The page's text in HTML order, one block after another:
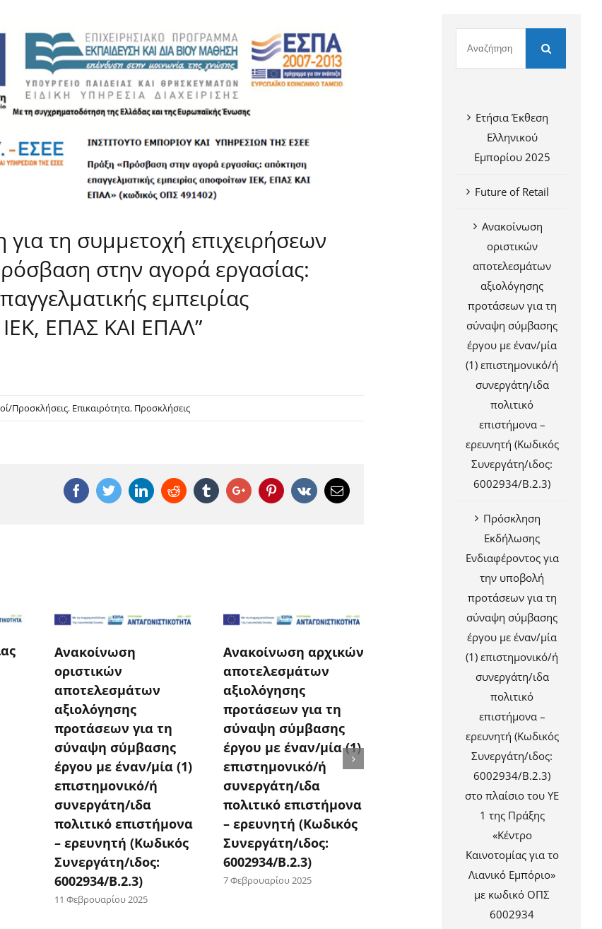
τη συμμετοχή επιχειρήσεων
στην αγορά εργασίας:
εμπειρίας
ΕΠΑΣ ΚΑΙ ΕΠΑΛ”
Προσκλήσεις, Επικαιρότητα, Προσκλήσεις
FacebookTwitterLinkedinReddit TumblrGoogle+PinterestVk Email
Ανακοίνωση
οριστικών
αποτελεσμάτων
αξιολόγησης
προτάσεων για τη
σύναψη σύμβασης
έργου με έναν/μία (1)
επιστημονικό/ή
συνεργάτη/ιδα
πολιτικό επιστήμονα
– ερευνητή (Κωδικός
Συνεργάτη/ιδος:
6002934/Β.2.3)
11 Φεβρουαρίου 2025
Ανακοίνωση αρχικών
αποτελεσμάτων
αξιολόγησης
προτάσεων για τη
σύναψη σύμβασης
έργου με έναν/μία (1)
επιστημονικό/ή
συνεργάτη/ιδα
πολιτικό επιστήμονα
– ερευνητή (Κωδικός
Συνεργάτη/ιδος:
6002934/Β.2.3)
7 Φεβρουαρίου 2025
Πρόσκληση
Ενδιαφέροντος για
προτάσεων για τη
σύναψη σύμβασης
έργου με έναν/μία (1)
επιστημονικό/ή
συνεργάτη/ιδα
πολιτικό επιστήμονα
– ερευνητή (Κωδικός
Συνεργάτη/ιδος:
6002934/Β.2.3) στο
πλαίσιο του ΥΕ 1 της
Πράξης «Κέντρο
Ετήσια Έκθεση
Ελληνικού
Εμπορίου 2025
Future of Retail
Ανακοίνωση
οριστικών
αποτελεσμάτων
αξιολόγησης
προτάσεων για τη
σύναψη σύμβασης
έργου με έναν/μία
(1) επιστημονικό/ή
συνεργάτη/ιδα
πολιτικό
επιστήμονα –
ερευνητή (Κωδικός
Συνεργάτη/ιδος:
6002934/Β.2.3)
Πρόσκληση
Εκδήλωσης
Ενδιαφέροντος για
την υποβολή
προτάσεων για τη
σύναψη σύμβασης
έργου με έναν/μία
(1) επιστημονικό/ή
συνεργάτη/ιδα
πολιτικό
επιστήμονα –
ερευνητή (Κωδικός
Συνεργάτη/ιδος:
6002934/Β.2.3)
στο πλαίσιο του ΥΕ
1 της Πράξης
«Κέντρο
Καινοτομίας για το
Λιανικό Εμπόριο»
με κωδικό ΟΠΣ
6002934